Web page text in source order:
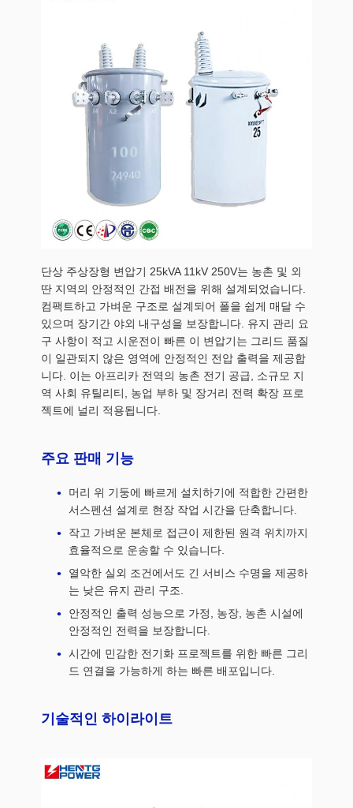
단상 주상장형 변압기 25kVA 11kV 250V는 농촌 및 외
딴 지역의 안정적인 간접 배전을 위해 설계되었습니다.
컴팩트하고 가벼운 구조로 설계되어 폴을 쉽게 매달 수
있으며 장기간 야외 내구성을 보장합니다. 유지 관리 요
구 사항이 적고 시운전이 빠른 이 변압기는 그리드 품질
이 일관되지 않은 영역에 안정적인 전압 출력을 제공합
니다. 이는 아프리카 전역의 농촌 전기 공급, 소규모 지
역 사회 유틸리티, 농업 부하 및 장거리 전력 확장 프로
젝트에 널리 적용됩니다.
주요 판매 기능
머리 위 기둥에 빠르게 설치하기에 적합한 간편한
서스펜션 설계로 현장 작업 시간을 단축합니다.
작고 가벼운 본체로 접근이 제한된 원격 위치까지
효율적으로 운송할 수 있습니다.
열악한 실외 조건에서도 긴 서비스 수명을 제공하
는 낮은 유지 관리 구조.
안정적인 출력 성능으로 가정, 농장, 농촌 시설에
안정적인 전력을 보장합니다.
시간에 민감한 전기화 프로젝트를 위한 빠른 그리
드 연결을 가능하게 하는 빠른 배포입니다.
기술적인 하이라이트